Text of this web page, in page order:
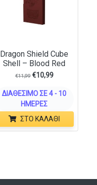
Dragon Shield Cube
Shell – Blood Red
€11,99 €10,99
ΔΙΑΘΈΣΙΜΟ ΣΕ 4 - 10
ΗΜΈΡΕΣ
ΣΤΟ ΚΑΛΆΘΙ